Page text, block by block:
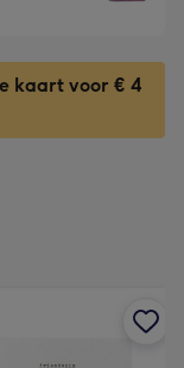
kaart voor € 4